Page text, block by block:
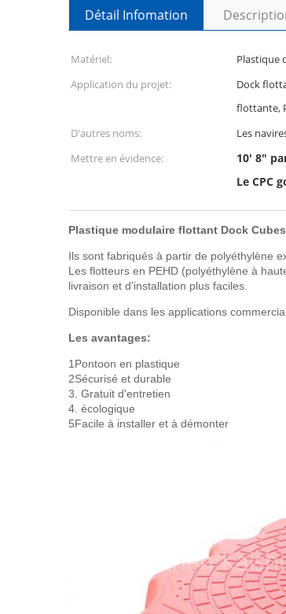
Détail Infomation
Matériel: Plastique
Application du projet:
Dock
flottante,
D'autres noms: Les
Mettre en évidence:
10' 8"
Le CPC
Plastique modulaire flottant Dock
Ils sont fabriqués à partir de polyéthylène
Les flotteurs en PEHD (polyéthylène à
livraison et d'installation plus faciles.
Disponible dans les applications
Les avantages:
1Pontoon en plastique
2Sécurisé et durable
3. Gratuit d'entretien
4. écologique
5Facile à installer et à démonter